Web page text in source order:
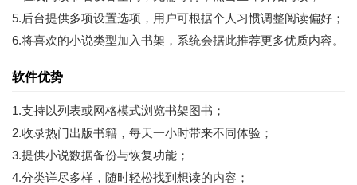
5.后台提供多项设置选项，用户可根据个人习惯调整阅读偏好；
6.将喜欢的小说类型加入书架，系统会据此推荐更多优质内容。
软件优势
1.支持以列表或网格模式浏览书架图书；
2.收录热门出版书籍，每天一小时带来不同体验；
3.提供小说数据备份与恢复功能；
4.分类详尽多样，随时轻松找到想读的内容；